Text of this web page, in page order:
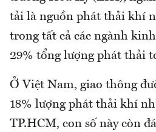
tải là nguồn phát thải khí
trong tất cả các ngành
29% tổng lượng phát thải
Ở Việt Nam, giao thông
18% lượng phát thải khí
TP.HCM, con số này còn